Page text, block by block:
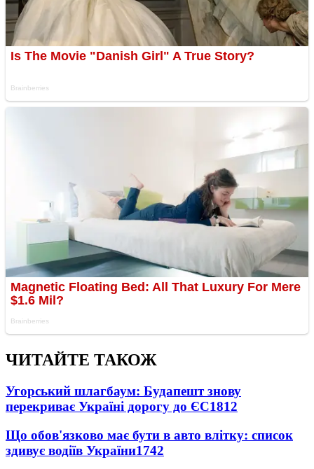
ЧИТАЙТЕ ТАКОЖ
Угорський шлагбаум: Будапешт знову
перекриває Україні дорогу до ЄС1812
Що обов'язково має бути в авто влітку: список
здивує водіїв України1742